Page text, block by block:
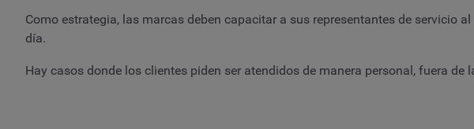
Como estrategia, las marcas deben capacitar a sus representantes de servicio
día.
Hay casos donde los clientes piden ser atendidos de manera personal, fuera de